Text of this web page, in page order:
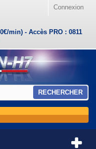
Connexion
min) - Accès PRO : 0811
RECHERCHER